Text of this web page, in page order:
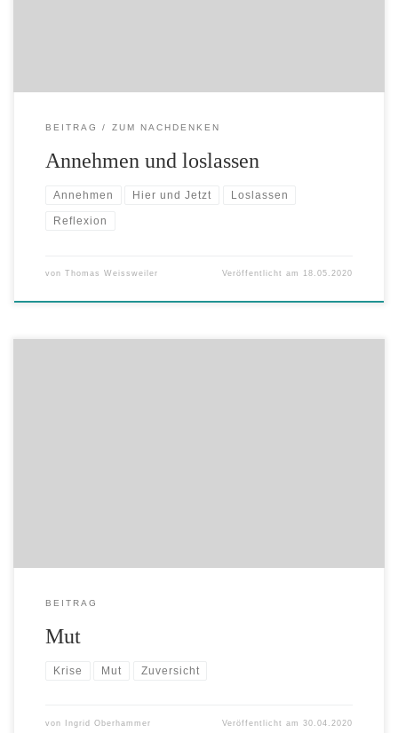
BEITRAG ZUM NACHDENKEN
Annehmen und loslassen
Annehmen Hier und Jetzt Loslassen
Reflexion
von Thomas Weissweiler Veröffentlicht am 18.05.2020
BEITRAG
Mut
Krise Mut Zuversicht
von Ingrid Oberhammer Veröffentlicht am30.04.2020